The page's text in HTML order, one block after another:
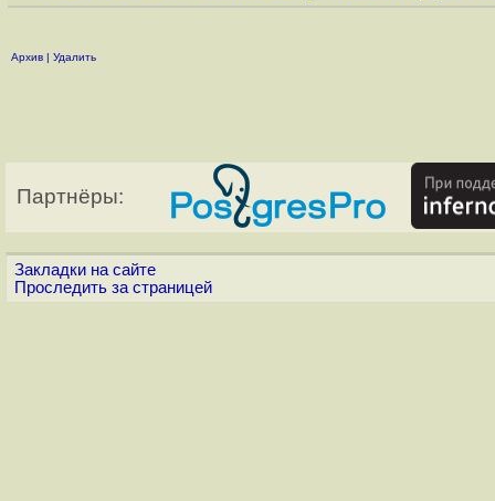
Архив | Удалить
Партнёры:
Закладки на сайте
Проследить за страницей